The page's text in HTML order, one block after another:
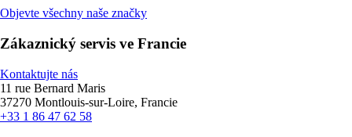
Objevte všechny naše značky
Zákaznický servis ve Francie
Kontaktujte nás
11 rue Bernard Maris
37270 Montlouis-sur-Loire, Francie
+33 1 86 47 62 58